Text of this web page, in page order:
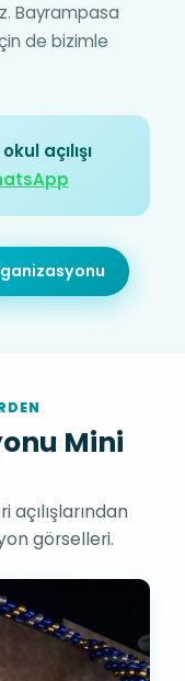
Bayrampasa
de bizimle
açılışı
Mini
görselleri.